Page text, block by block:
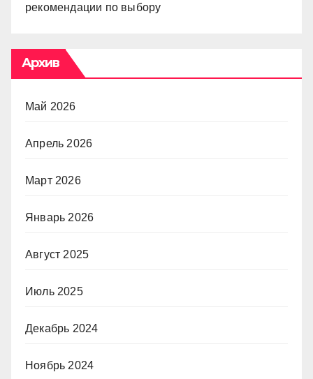
рекомендации по выбору
Архив
Май 2026
Апрель 2026
Март 2026
Январь 2026
Август 2025
Июль 2025
Декабрь 2024
Ноябрь 2024